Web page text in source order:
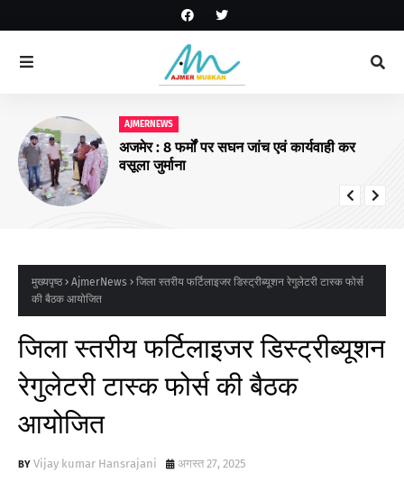
AJMERNEWS
अजमेर : 8 फर्मों पर सघन जांच एवं कार्यवाही कर
वसूला जुर्माना
मुख्यपृष्ठ AjmerNews
जिला स्तरीय फर्टिलाइजर डिस्ट्रीब्यूशन रेगुलेटरी टास्क फोर्स
की बैठक आयोजित
जिला स्तरीय फर्टिलाइजर डिस्ट्रीब्यूशन
रेगुलेटरी टास्क फोर्स की बैठक
आयोजित
Vijay kumar Hansrajani अगस्त 27, 2025